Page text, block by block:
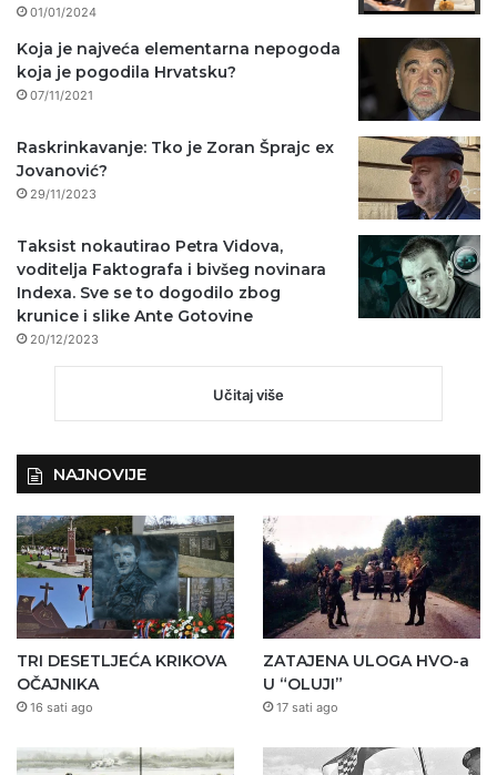
01/01/2024
Koja je najveća elementarna nepogoda
koja je pogodila Hrvatsku?
07/11/2021
Raskrinkavanje: Tko je Zoran Šprajc ex
Jovanović?
29/11/2023
Taksist nokautirao Petra Vidova,
voditelja Faktografa i bivšeg novinara
Indexa. Sve se to dogodilo zbog
krunice i slike Ante Gotovine
20/12/2023
Učitaj više
NAJNOVIJE
TRI DESETLJEĆA KRIKOVA
OČAJNIKA
16 sati ago
ZATAJENA ULOGA HVO-a
U “OLUJI”
17 sati ago